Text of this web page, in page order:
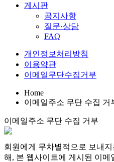
게시판
공지사항
질문·상담
FAQ
개인정보처리방침
이용약관
이메일무단수집거부
Home
이메일주소 무단 수집 거
이메일주소 무단 수집 거부
회원에게 무차별적으로 보내
해, 본 웹사이트에 게시된 이